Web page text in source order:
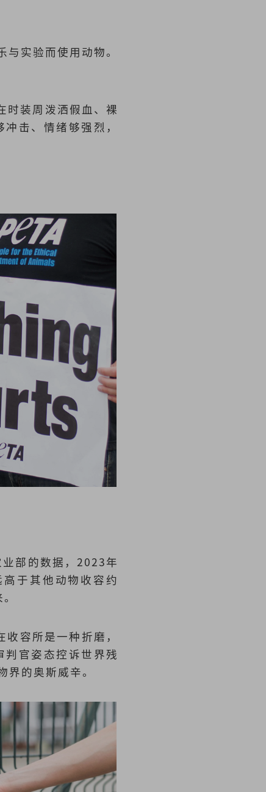
实验而使用动物。
时装周泼洒假血、裸
击、情绪够强烈，
部的数据，2023年
于其他动物收容约
容所是一种折磨，
官姿态控诉世界残
的奥斯威辛。